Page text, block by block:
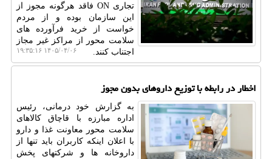
تجاری ON فاقد هرگونه مجوز از
این سازمان بوده و از مردم
خواست از خرید فرآورده های
سلامت محور از مراکز غیر مجاز
اجتناب کنند.
۱۴۰۵/۰۴/۰۶ ۱۹:۳۵:۱۶
اخطار در رابطه با توزیع داروهای بدون مجوز
به گزارش خود درمانی، رئیس
اداره مبارزه با قاچاق کالاهای
سلامت محور معاونت غذا و دارو
با اعلان اینکه کاربران باید تنها از
داروخانه ها و شرکتهای پخش